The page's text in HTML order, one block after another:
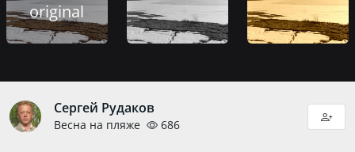
original
Сергей Рудаков
Весна на пляже 686